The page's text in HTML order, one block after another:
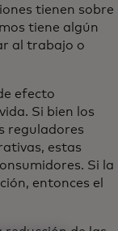
tienen sobre
tiene algún
al trabajo o
efecto
Si bien los
reguladores
estas
Si la
entonces el